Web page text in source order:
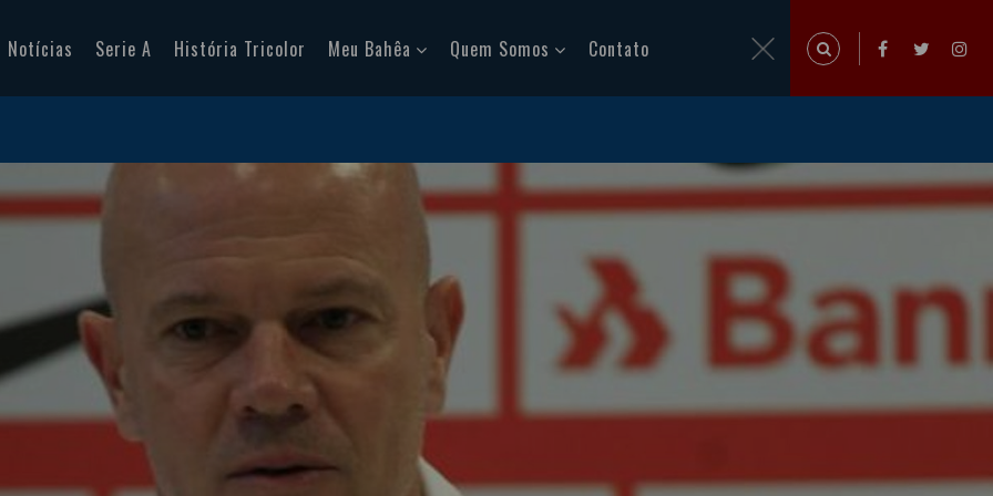
Notícias Serie A História Tricolor Meu Bahêa Quem Somos Contato